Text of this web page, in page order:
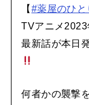
【#薬屋のひと
TVアニメ
最新話が本日
何者かの襲撃